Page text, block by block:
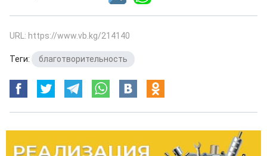
URL: https://www.vb.kg/214140
Теги: благотворительность